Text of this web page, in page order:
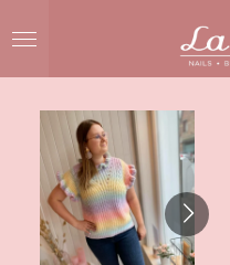
direct
hoofdinhoud